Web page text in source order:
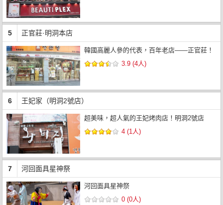
5 正官莊·明洞本店
韓國高麗人參的代表，百年老店——正官莊！
3.9 (4人)
6 王妃家（明洞2號店）
超美味，超人氣的王妃烤肉店！明洞2號店
4 (1人)
7 河回面具星神祭
河回面具星神祭
0 (0人)